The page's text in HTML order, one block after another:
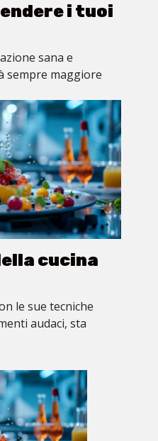
i tuoi
sana e
sempre maggiore
cucina
le sue tecniche
audaci, sta